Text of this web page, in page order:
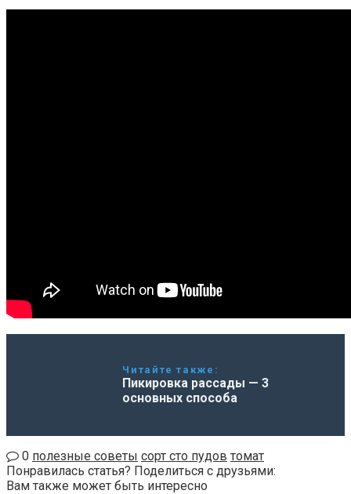
Читайте также:
Пикировка рассады — 3
основных способа
0 полезные советы сорт сто пудов томат
Понравилась статья? Поделиться с друзьями:
Вам также может быть интересно